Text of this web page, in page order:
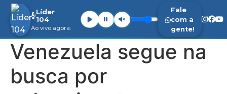
Venezuela segue na
busca por
Líder
104
Ao vivo agora:
Fale
com a
gente!